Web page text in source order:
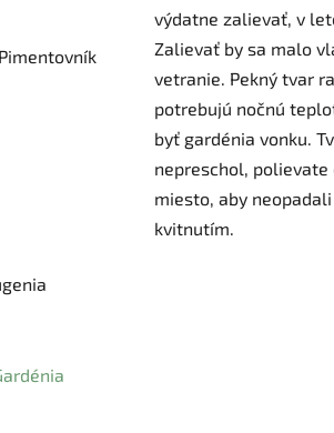
výdatne zalievať, v
Zalievať by sa malo
vetranie. Pekný tvar
potrebujú nočnú
byť gardénia vonku.
nepreschol, polievate
miesto, aby
kvitnutím.